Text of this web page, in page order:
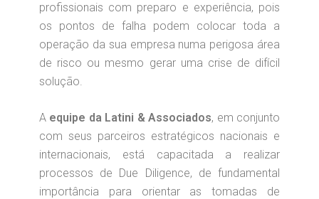
profissionais com preparo e experiência, pois
os pontos de falha podem colocar toda a
operação da sua empresa numa perigosa área
de risco ou mesmo gerar uma crise de difícil
solução.
A equipe da Latini & Associados, em conjunto
com seus parceiros estratégicos nacionais e
internacionais, está capacitada a realizar
processos de Due Diligence, de fundamental
importância para orientar as tomadas de